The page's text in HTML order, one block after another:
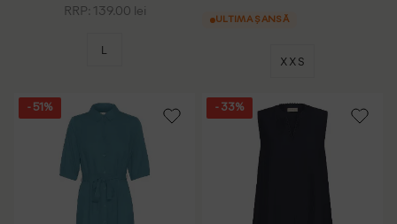
RRP: 139.00 lei
L
ULTIMA ȘANSĂ
XXS
- 51% - 33%